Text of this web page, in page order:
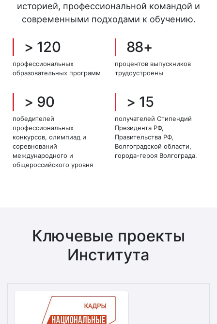
историей, профессиональной командой и
современными подходами к обучению.
> 120
профессиональных
образовательных программ
88+
процентов выпускников
трудоустроены
> 90
победителей
профессиональных
конкурсов, олимпиад и
соревнований
международного и
общероссийского уровня
> 15
получателей Стипендий
Президента РФ,
Правительства РФ,
Волгоградской области,
города-героя Волгограда.
Ключевые проекты
Института